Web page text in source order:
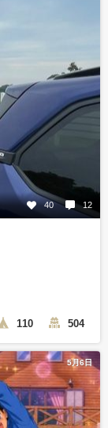
40 12
110 504
5月6日